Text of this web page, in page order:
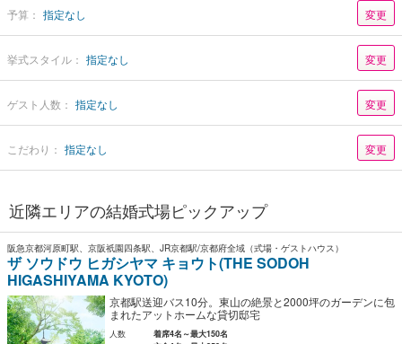
予算： 指定なし 変更
挙式スタイル： 指定なし 変更
ゲスト人数： 指定なし 変更
こだわり： 指定なし 変更
近隣エリアの結婚式場ピックアップ
阪急京都河原町駅、京阪祇園四条駅、JR京都駅/京都府全域（式場・ゲストハウス）
ザ ソウドウ ヒガシヤマ キョウト(THE SODOH
HIGASHIYAMA KYOTO)
京都駅送迎バス10分。東山の絶景と2000坪のガーデンに包
まれたアットホームな貸切邸宅
人数
着席4名～最大150名